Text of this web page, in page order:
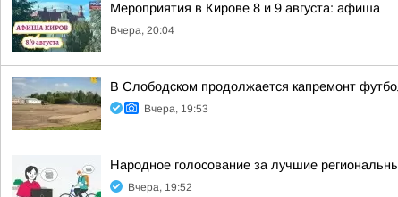
Мероприятия в Кирове 8 и 9 августа: афиша
Вчера, 20:04
В Слободском продолжается капремонт
Вчера, 19:53
Народное голосование за лучшие
Вчера, 19:52